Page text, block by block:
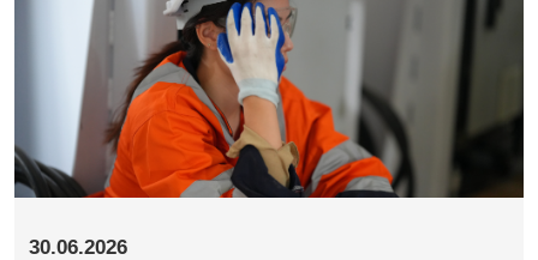
30.06.2026